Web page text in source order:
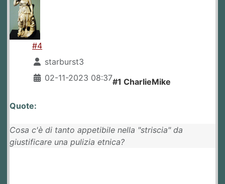
#4
starburst3
02-11-2023 08:37#1 CharlieMike
Quote:
Cosa c'è di tanto appetibile nella "striscia" da
giustificare una pulizia etnica?